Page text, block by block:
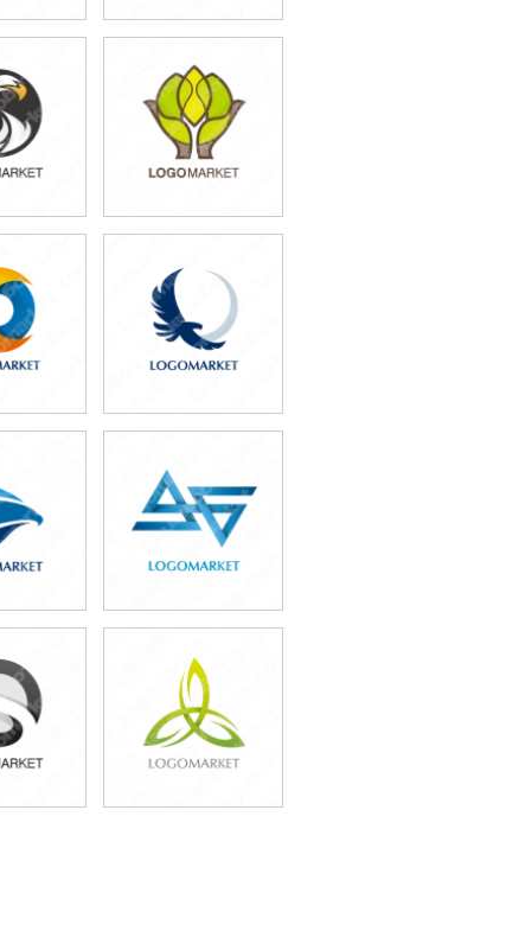
円
円)
59,800円
(税込65,780円)
円
円)
49,800円
(税込54,780円)
円
円)
49,800円
(税込54,780円)
円
円)
49,800円
(税込54,780円)